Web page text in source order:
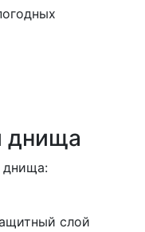
днища
днища:
слой